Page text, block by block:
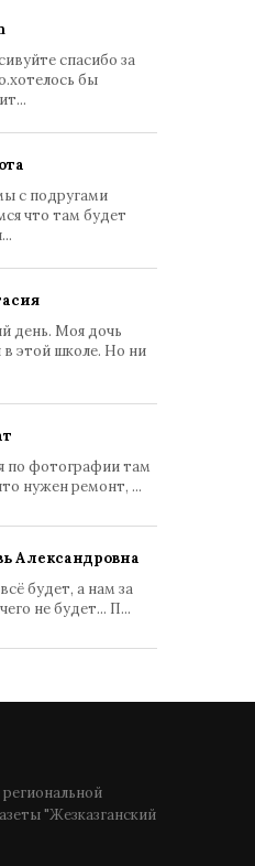
спасибо за
бы
с подругами
что там будет
день. Моя дочь
в этой школе. Но ни
по фотографии там
нужен ремонт, ...
Александровна
будет, а нам за
не будет... П...
"Жезказганский